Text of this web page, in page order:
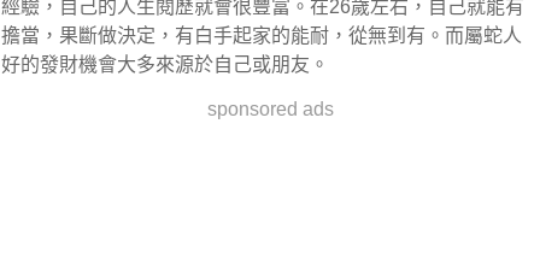
經驗，自己的人生閱歷就會很豐富。在26歲左右，自己就能有
擔當，果斷做決定，有白手起家的能耐，從無到有。而屬蛇人
好的發財機會大多來源於自己或朋友。
sponsored ads